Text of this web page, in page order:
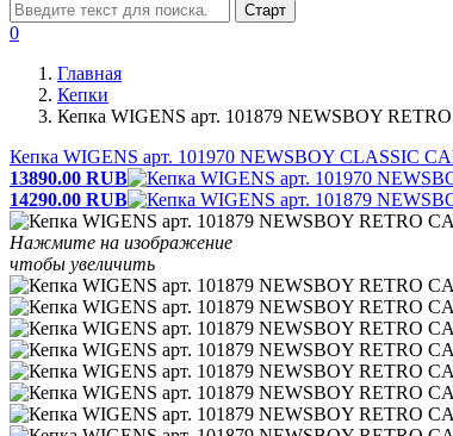
Старт
0
Главная
Кепки
Кепка WIGENS арт. 101879 NEWSBOY
Кепка WIGENS арт. 101970 NEWSBOY CLASSIC
13890.00 RUB
14290.00 RUB
Нажмите на изображение
чтобы увеличить